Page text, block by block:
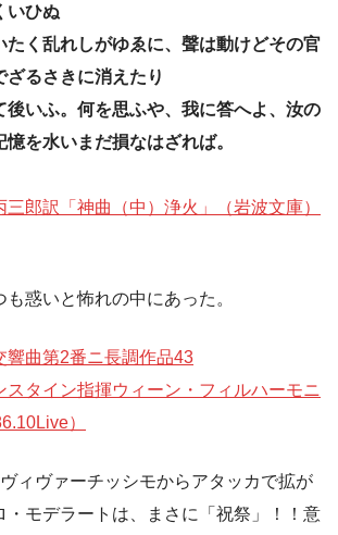
いひぬ
たく乱れしがゆゑに、聲は動けどその官
ざるさきに消えたり
後いふ。何を思ふや、我に答へよ、汝の
を水いまだ損なはざれば。
三郎訳「神曲（中）浄火」（岩波文庫）
惑いと怖れの中にあった。
響曲第2番ニ長調作品43
スタイン指揮ウィーン・フィルハーモニ
）
ィヴァーチッシモからアタッカで拡が
・モデラートは、まさに「祝祭」！！意